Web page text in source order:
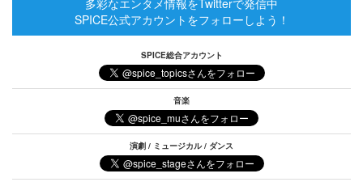
多彩なエンタメ情報をTwitterで発信中
SPICE公式アカウントをフォローしよう！
SPICE総合アカウント
音楽
演劇 / ミュージカル / ダンス